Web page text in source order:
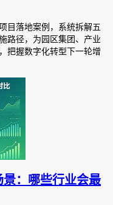
目落地案例，系统拆解五
路径，为园区集团、产业
把握数字化转型下一轮增
：哪些行业会最